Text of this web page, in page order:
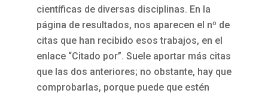
científicas de diversas disciplinas. En la
página de resultados, nos aparecen el nº de
citas que han recibido esos trabajos, en el
enlace “Citado por”. Suele aportar más citas
que las dos anteriores; no obstante, hay que
comprobarlas, porque puede que estén